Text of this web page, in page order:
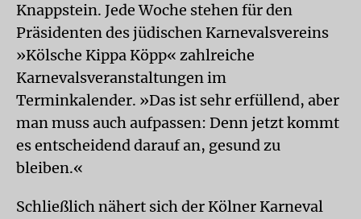
Knappstein. Jede Woche stehen für den
Präsidenten des jüdischen Karnevalsvereins
»Kölsche Kippa Köpp« zahlreiche
Karnevalsveranstaltungen im
Terminkalender. »Das ist sehr erfüllend, aber
man muss auch aufpassen: Denn jetzt kommt
es entscheidend darauf an, gesund zu
bleiben.«
Schließlich nähert sich der Kölner Karneval